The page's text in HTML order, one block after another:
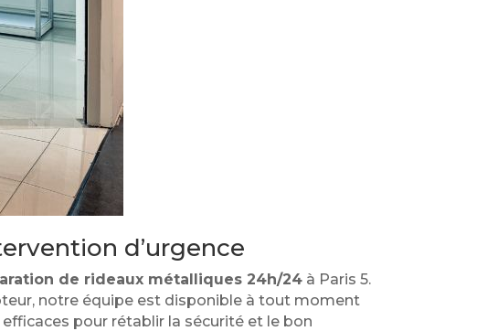
d’urgence
de rideaux métalliques 24h/24 à Paris 5.
notre équipe est disponible à tout moment
pour rétablir la sécurité et le bon